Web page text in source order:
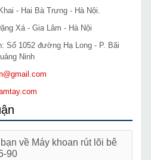
- Hai Bà Trưng - Hà Nội.
Xá - Gia Lâm - Hà Nội
Số 1052 đường Hạ Long - P. Bãi
Ninh
về Máy khoan rút lõi bê
90